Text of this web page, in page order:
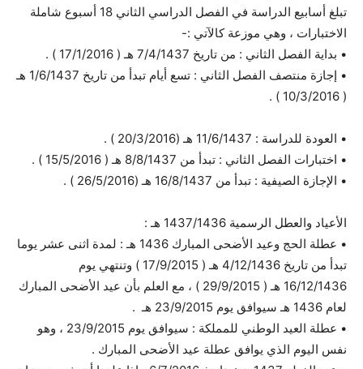
تبلغ أسابيع الدراسة في الفصل الدراسي الثاني 18 أسبوع شاملة
الاختبارات ، وهي موزعة كالآتي :-
• بداية الفصل الثاني : من تاريخ 7/4/1437 هـ ( 17/1/2016 ) .
• إجازة منتصف الفصل الثاني : تسع أيام تبدأ من تاريخ 1/6/1437 هـ
( 10/3/2016 ) .
• العودة للدراسة : 11/6/1437 هـ (20/3/2016 ) .
• اختبارات الفصل الثاني : تبدأ من 8/8/1437 هـ ( 15/5/2016 ) .
• الإجازة الصيفية : تبدأ من 16/8/1437 هـ (26/5/2016 ) .
الأعياد والعطل الرسمية 1437/1436 هـ :
• عطلة الحج وعيد الأضحى المبارك 1436 هـ : لمدة اثنى عشر يوما
تبدأ من تاريخ 4/12/1436 هـ ( 17/9/2015 ) وتنتهي يوم
16/12/1436 هـ ( 29/9/2015 ) ، مع العلم بأن عيد الأضحى المبارك
لعام 1436 هـ سيوافق يوم 23/9/2015 هـ .
• عطلة العيد الوطني للمملكة : سيوافق يوم 23/9/2015 ، وهو
نفس اليوم الذي يوافق عطلة عيد الأضحى المبارك .